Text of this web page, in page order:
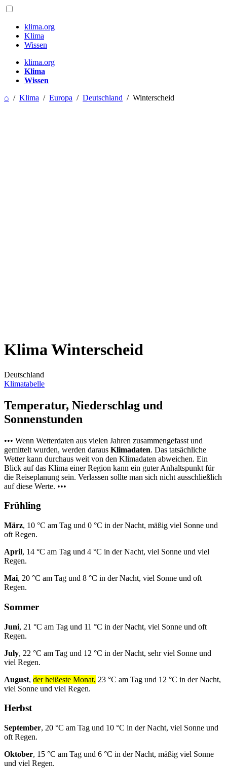
klima.org
Klima
Wissen
klima.org
Klima
Wissen
⌂ / Klima / Europa / Deutschland / Winterscheid
Klima Winterscheid
Deutschland
Klimatabelle
Temperatur, Niederschlag und
Sonnenstunden
••• Wenn Wetterdaten aus vielen Jahren zusammengefasst und
gemittelt wurden, werden daraus Klimadaten. Das tatsächliche
Wetter kann durchaus weit von den Klimadaten abweichen. Ein
Blick auf das Klima einer Region kann ein guter Anhaltspunkt für
die Reiseplanung sein. Verlassen sollte man sich nicht ausschließlich
auf diese Werte. •••
Frühling
März, 10 °C am Tag und 0 °C in der Nacht, mäßig viel Sonne und
oft Regen.
April, 14 °C am Tag und 4 °C in der Nacht, viel Sonne und viel
Regen.
Mai, 20 °C am Tag und 8 °C in der Nacht, viel Sonne und oft
Regen.
Sommer
Juni, 21 °C am Tag und 11 °C in der Nacht, viel Sonne und oft
Regen.
July, 22 °C am Tag und 12 °C in der Nacht, sehr viel Sonne und
viel Regen.
August, der heißeste Monat, 23 °C am Tag und 12 °C in der Nacht,
viel Sonne und viel Regen.
Herbst
September, 20 °C am Tag und 10 °C in der Nacht, viel Sonne und
oft Regen.
Oktober, 15 °C am Tag und 6 °C in der Nacht, mäßig viel Sonne
und viel Regen.